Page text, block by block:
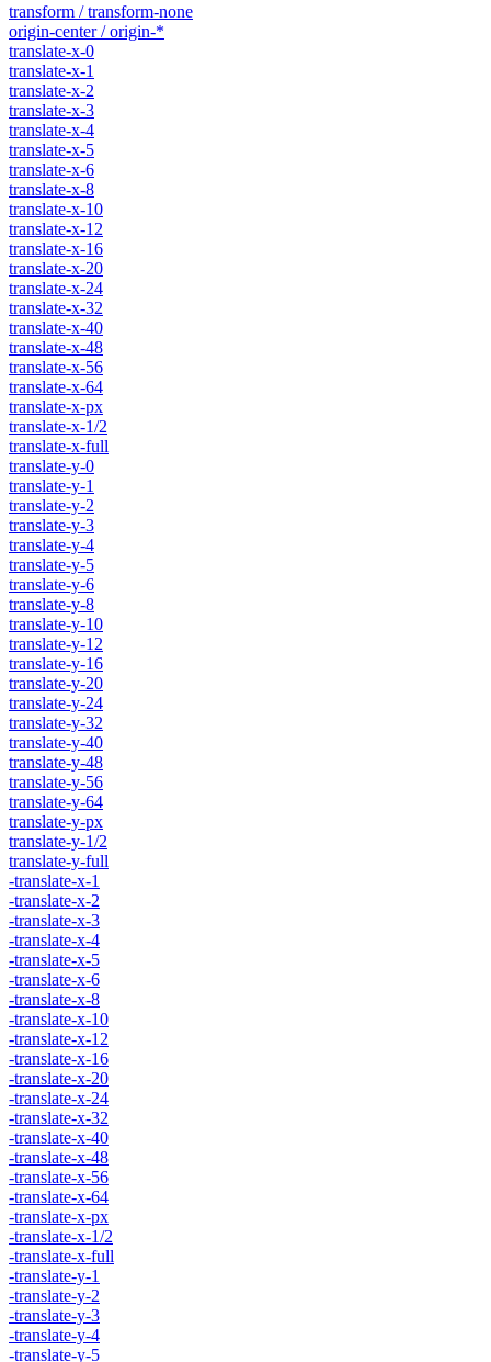
transform / transform-none
origin-center / origin-*
translate-x-0
translate-x-1
translate-x-2
translate-x-3
translate-x-4
translate-x-5
translate-x-6
translate-x-8
translate-x-10
translate-x-12
translate-x-16
translate-x-20
translate-x-24
translate-x-32
translate-x-40
translate-x-48
translate-x-56
translate-x-64
translate-x-px
translate-x-1/2
translate-x-full
translate-y-0
translate-y-1
translate-y-2
translate-y-3
translate-y-4
translate-y-5
translate-y-6
translate-y-8
translate-y-10
translate-y-12
translate-y-16
translate-y-20
translate-y-24
translate-y-32
translate-y-40
translate-y-48
translate-y-56
translate-y-64
translate-y-px
translate-y-1/2
translate-y-full
-translate-x-1
-translate-x-2
-translate-x-3
-translate-x-4
-translate-x-5
-translate-x-6
-translate-x-8
-translate-x-10
-translate-x-12
-translate-x-16
-translate-x-20
-translate-x-24
-translate-x-32
-translate-x-40
-translate-x-48
-translate-x-56
-translate-x-64
-translate-x-px
-translate-x-1/2
-translate-x-full
-translate-y-1
-translate-y-2
-translate-y-3
-translate-y-4
-translate-y-5